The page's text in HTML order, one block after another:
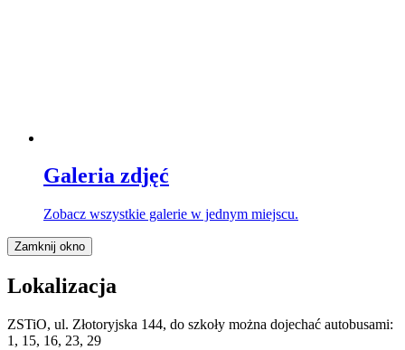
Galeria zdjęć
Zobacz wszystkie galerie w jednym miejscu.
Zamknij okno
Lokalizacja
ZSTiO, ul. Złotoryjska 144, do szkoły można dojechać autobusami:
1, 15, 16, 23, 29